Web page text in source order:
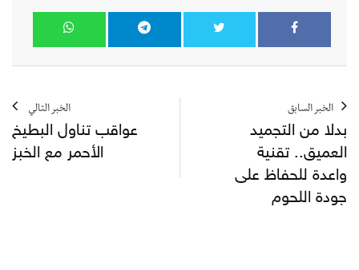
الخبر السابق
بدلا من التجميد
العميق.. تقنية
واعدة للحفاظ على
جودة اللحوم
الخبر التالي
عواقب تناول البطيخ
الأحمر مع الخبز